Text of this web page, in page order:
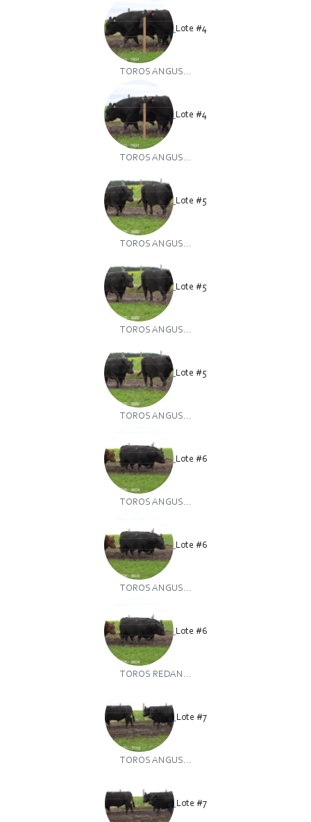
Lote #4
TOROS ANGUS...
Lote #4
TOROS ANGUS...
Lote #5
TOROS ANGUS...
Lote #5
TOROS ANGUS...
Lote #5
TOROS ANGUS...
Lote #6
TOROS ANGUS...
Lote #6
TOROS ANGUS...
Lote #6
TOROS REDAN...
Lote #7
TOROS ANGUS...
Lote #7